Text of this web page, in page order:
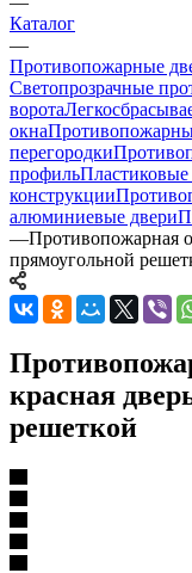
Каталог
—
Противопожарные
Светопрозрачные
ворота
окна
перегородки
профильПластиковые
конструкции
алюминиевые двери
—Противопожарная
прямоугольной
красная
решеткой